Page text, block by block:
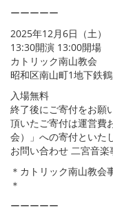
ーーーーー
2025年12月6日（土）
13:30開演 13:00開場
カトリック南山教会
昭和区南山町1地下鉄
入場無料
終了後にご寄付をお願
頂いたご寄付は運営費
会）」への寄付といた
お問い合わせ 二宮音
＊カトリック南山教会
＊
ーーーーー